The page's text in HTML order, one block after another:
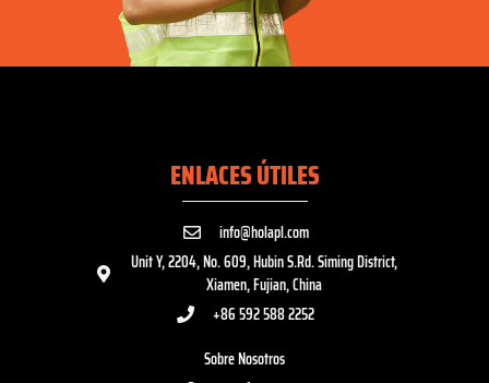
ENLACES ÚTILES
info@holapl.com
Unit Y, 2204, No. 609, Hubin S.Rd. Siming District,
Xiamen, Fujian, China
+86 592 588 2252
Sobre Nosotros